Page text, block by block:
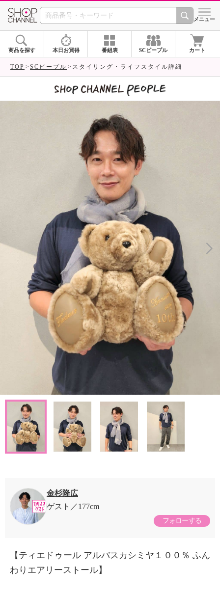
SHOP CHANNEL シメニュー
商品を探す 本日お買得 番組表 SCピープル カート
TOP SCピープル スタイリング・ライフスタイル詳細
金杉隆広
ゲスト
177cm
フォローする
【ティエドゥール アルバスカシミヤ１００％ ふん
わりエアリーストール】